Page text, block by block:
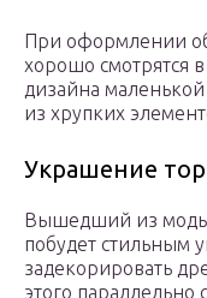
При оформлении
хорошо смотрятся
дизайна
из хрупких
Украшение
Вышедший из
побудет стильным
задекорировать
этого параллельно